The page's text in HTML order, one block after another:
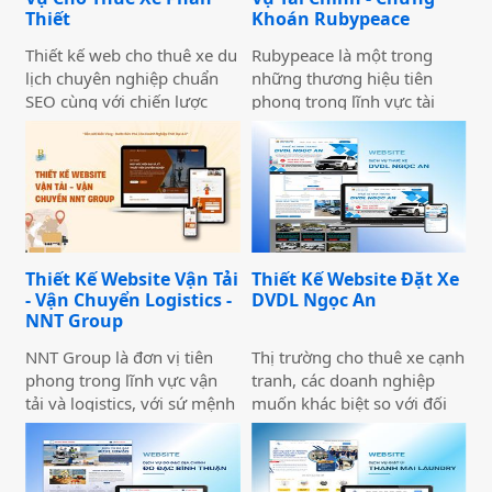
chuyên nghiệp trên môi
trường trực tuyến.
năng phục vụ doanh
nghiệp.
Thiết
Thiết kế web cho thuê xe du
lịch chuyên nghiệp chuẩn
SEO cùng với chiến lược
marketing hiệu quả sẽ giúp
doanh nghiệp của bạn gia
tăng doanh số bán hàng
một cách hiệu quả và nhanh
chóng.
Khoán Rubypeace
Rubypeace là một trong
những thương hiệu tiên
phong trong lĩnh vực tài
chính và chứng khoán,
mang đến cho khách hàng
giải pháp đầu tư hiệu quả,
an toàn và minh bạch. Với
sứ mệnh hỗ trợ nhà đầu tư
xây dựng chiến lược tài
Rubypeace không chỉ cung
cấp các sản phẩm đa dạng
vụ tư vấn chuyên nghiệp,
giúp khách hàng tối ưu hóa
lợi nhuận và giảm thiểu rủi
ro.
Thiết Kế Website Vận Tải
- Vận Chuyển Logistics -
NNT Group
NNT Group là đơn vị tiên
phong trong lĩnh vực vận
tải và logistics, với sứ mệnh
cung cấp các giải pháp vận
chuyển hiện đại, an toàn và
tối ưu chi phí. Chúng tôi
Thiết Kế Website Đặt Xe
DVDL Ngọc An
Thị trường cho thuê xe cạnh
tranh, các doanh nghiệp
muốn khác biệt so với đối
thủ cần đầu tư thiết kế
website thuê xe nổi bật và
ấn tượng. Những trang web